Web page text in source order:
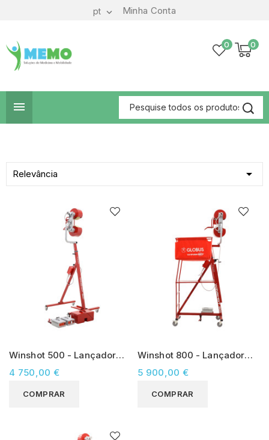
Minha Conta
pt 
0
0

Relevância 
Winshot 500 - Lançador
Bolas para Voleibol
4 750,00 €
COMPRAR
Winshot 800 - Lançador
Bolas para Voleibol
5 900,00 €
COMPRAR